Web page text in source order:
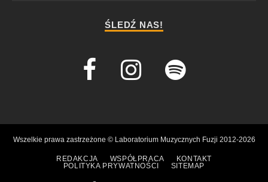
ŚLEDŹ NAS!
Wszelkie prawa zastrzeżone © Laboratorium Muzycznych Fuzji 2012-2026
REDAKCJA WSPÓŁPRACA
KONTAKT
POLITYKA PRYWATNOŚCI
SITEMAP